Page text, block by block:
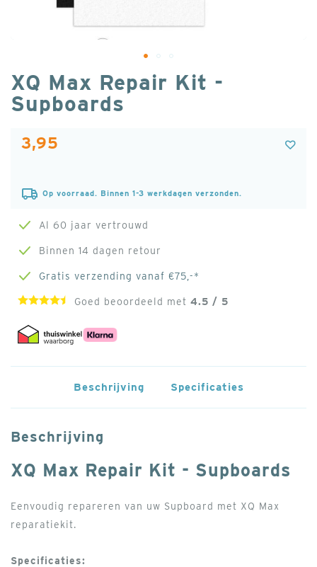
naar
het
van
gallerij
XQ Max Repair Kit -
Supboards
3,95
Op voorraad. Binnen 1-3 werkdagen verzonden.
Al 60 jaar vertrouwd
Binnen 14 dagen retour
Gratis verzending vanaf €75,-*
Goed beoordeeld met 4.5 / 5
Beschrijving Specificaties
Beschrijving
XQ Max Repair Kit - Supboards
Eenvoudig repareren van uw Supboard met XQ Max
reparatiekit.
Specificaties: